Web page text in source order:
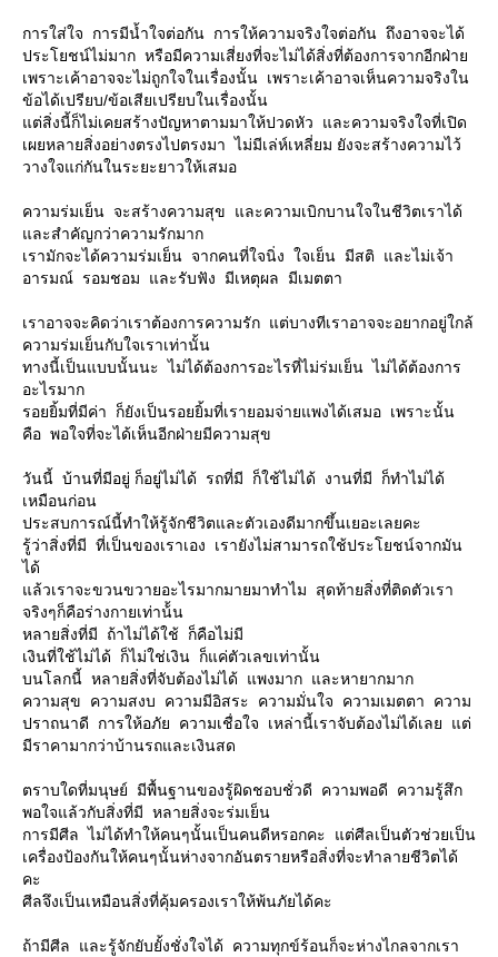
การใส่ใจ การมีน้ำใจต่อกัน การให้ความจริงใจต่อกัน ถึงอาจจะได้
ประโยชน์ไม่มาก หรือมีความเสี่ยงที่จะไม่ได้สิ่งที่ต้องการจากอีกฝ่าย
เพราะเค้าอาจจะไม่ถูกใจในเรื่องนั้น เพราะเค้าอาจเห็นความจริงใน
ข้อได้เปรียบ/ข้อเสียเปรียบในเรื่องนั้น
แต่สิ่งนี้ก็ไม่เคยสร้างปัญหาตามมาให้ปวดหัว และความจริงใจที่เปิด
เผยหลายสิ่งอย่างตรงไปตรงมา ไม่มีเล่ห์เหลี่ยม ยังจะสร้างความไว้
วางใจแก่กันในระยะยาวให้เสมอ
ความร่มเย็น จะสร้างความสุข และความเบิกบานใจในชีวิตเราได้
และสำคัญกว่าความรักมาก
เรามักจะได้ความร่มเย็น จากคนที่ใจนิ่ง ใจเย็น มีสติ และไม่เจ้า
อารมณ์ รอมชอม และรับฟัง มีเหตุผล มีเมตตา
เราอาจจะคิดว่าเราต้องการความรัก แต่บางทีเราอาจจะอยากอยู่ใกล้
ความร่มเย็นกับใจเราเท่านั้น
ทางนี้เป็นแบบนั้นนะ ไม่ได้ต้องการอะไรที่ไม่ร่มเย็น ไม่ได้ต้องการ
อะไรมาก
รอยยิ้มที่มีค่า ก็ยังเป็นรอยยิ้มที่เรายอมจ่ายแพงได้เสมอ เพราะนั้น
คือ พอใจที่จะได้เห็นอีกฝ่ายมีความสุข
วันนี้ บ้านที่มีอยู่ ก็อยู่ไม่ได้ รถที่มี ก็ใช้ไม่ได้ งานที่มี ก็ทำไม่ได้
เหมือนก่อน
ประสบการณ์นี้ทำให้รู้จักชีวิตและตัวเองดีมากขึ้นเยอะเลยคะ
รู้ว่าสิ่งที่มี ที่เป็นของเราเอง เรายังไม่สามารถใช้ประโยชน์จากมัน
ได้
แล้วเราจะขวนขวายอะไรมากมายมาทำไม สุดท้ายสิ่งที่ติดตัวเรา
จริงๆก็คือร่างกายเท่าน้้น
หลายสิ่งที่มี ถ้าไม่ได้ใช้ ก็คือไม่มี
เงินที่ใช้ไม่ได้ ก็ไม่ใช่เงิน ก็แค่ตัวเลขเท่านั้น
บนโลกนี้ หลายสิ่งที่จับต้องไม่ได้ แพงมาก และหายากมาก
ความสุข ความสงบ ความมีอิสระ ความมั่นใจ ความเมตตา ความ
ปราถนาดี การให้อภัย ความเชื่อใจ เหล่านี้เราจับต้องไม่ได้เลย แต่
มีราคามากว่าบ้านรถและเงินสด
ตราบใดที่มนุษย์ มีพื้นฐานของรู้ผิดชอบชั่วดี ความพอดี ความรู้สึก
พอใจแล้วกับสิ่งที่มี หลายสิ่งจะร่มเย็น
การมีศีล ไม่ได้ทำให้คนๆนั้นเป็นคนดีหรอกคะ แต่ศีลเป็นตัวช่วยเป็น
เครื่องป้องกันให้คนๆนั้นห่างจากอันตรายหรือสิ่งที่จะทำลายชีวิตได้
คะ
ศีลจึงเป็นเหมือนสิ่งที่คุ้มครองเราให้พ้นภัยได้คะ
ถ้ามีศีล และรู้จักยับยั้งชั่งใจได้ ความทุกข์ร้อนก็จะห่างไกลจากเรา